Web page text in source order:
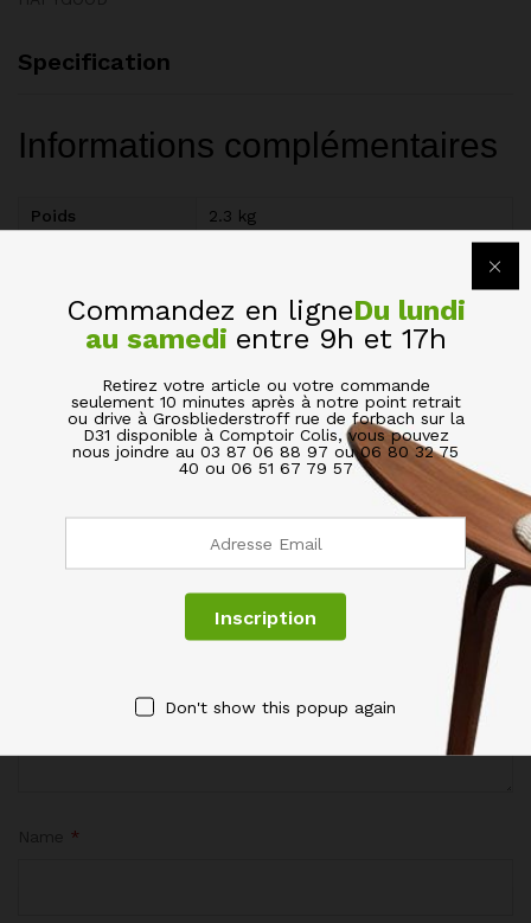
Specification
Informations complémentaires
Poids
2.3 kg
Avis (0)
BE THE FIRST TO REVIEW “POTELET BORNE PHARE
ROUGE ECLAIRAGE JARDIN”
Votre adresse de messagerie ne sera pas publiée.
Les
Votre évaluation de ce produit
*
Commandez en ligneDu lundi
au samedi entre 9h et 17h
Retirez votre article ou votre commande
seulement 10 minutes après à notre point retrait
ou drive à Grosbliederstroff rue de forbach sur la
D31 disponible à Comptoir Colis, vous pouvez
nous joindre au 03 87 06 88 97 ou 06 80 32 75
40 ou 06 51 67 79 57
Don't show this popup again